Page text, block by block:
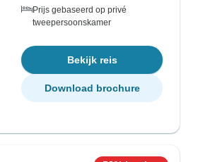
Prijs gebaseerd op privé
tweepersoonskamer
Bekijk reis
Download brochure